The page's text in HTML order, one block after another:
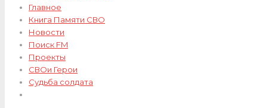
Главное
Книга Памяти СВО
Новости
Поиск FM
Проекты
СВОи Герои
Судьба солдата